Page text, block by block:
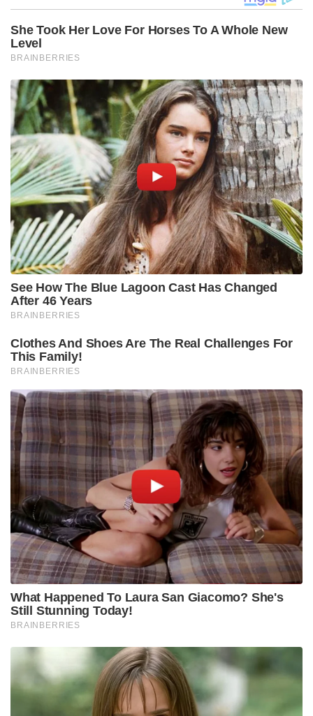
ബെവ്കോയിൽ വടംവലി; തീരുമാനങ്ങളെടുക്കുന്നത്
വകുപ്പ് അറിയാതെ, എംഡി യോഗേഷ് ഗുപ്തയോട്
വിശദീകരണം തേടാൻ മന്ത്രി എം. ലിജു!
3.25 ലക്ഷം കോടിയുടെ മെഗാ കരാർ; 94 റഫാൽ
ഫ്രാൻസിന്റെ വൻ ഓഫർ
അടുത്ത വർഷം നടക്കാനിരിക്കുന്ന നിയമസഭാ
തിരഞ്ഞെടുപ്പിന്റെ സെമിഫൈനലായി
വിലയിരുത്തപ്പെടുന്ന ഈ വോട്ടെടുപ്പ്, സംസ്ഥാനം
ഭരിക്കുന്ന കോൺഗ്രസിനും പ്രതിപക്ഷത്തുള്ള
ബിജെപിക്കും ഒരേപോലെ നിർണായകമാണ്. 449
വാർഡുകളിലായി ആകെ 1,147 സ്ഥാനാർത്ഥികളാണ്
ഇത്തവണ ജനവിധി തേടിയത്. ഒറ്റഘട്ടമായി നടന്ന
വോട്ടെടുപ്പിൽ വൻ ജനപങ്കാളിത്തമാണ് ദൃശ്യമായത്.
Tags: BJP himachal pradesh civic body polls